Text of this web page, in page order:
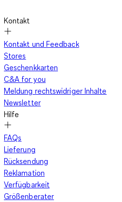
Kontakt
Kontakt und Feedback
Stores
Geschenkkarten
C&A for you
Meldung rechtswidriger Inhalte
Newsletter
Hilfe
FAQs
Lieferung
Rücksendung
Reklamation
Verfügbarkeit
Größenberater